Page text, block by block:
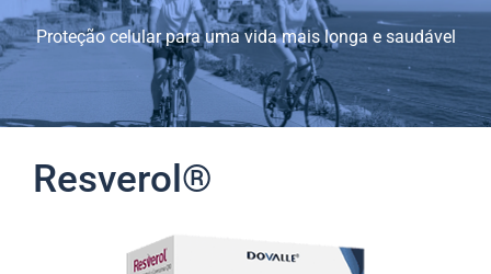
Proteção celular para uma vida mais longa e saudável
Resverol®